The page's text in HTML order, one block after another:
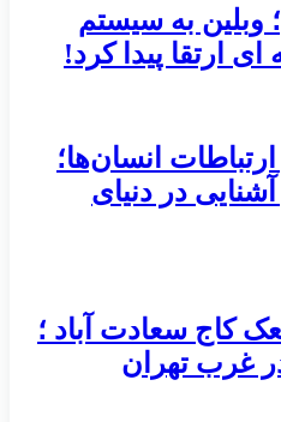
وبلین به سیستم
ارتقا پیدا کرد!
انسان‌ها؛
در دنیای
کاج سعادت آباد ؛
غرب تهران